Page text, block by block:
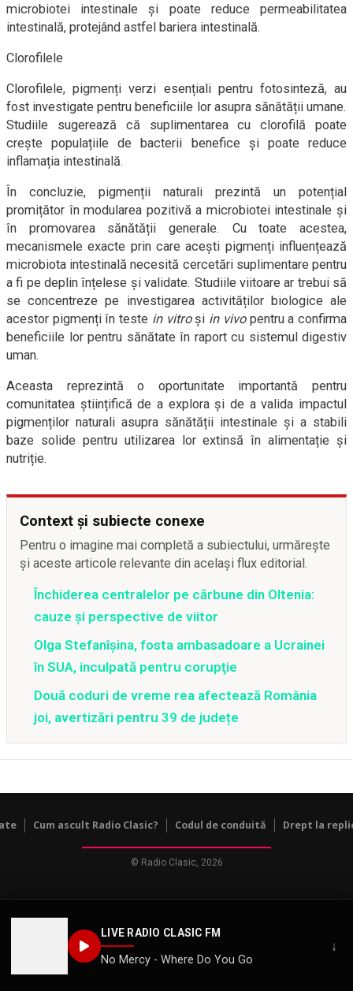
LIVE RADIO CLASIC FM
No Mercy - Where Do You Go
↓
microbiotei intestinale și poate reduce permeabilitatea
intestinală, protejând astfel bariera intestinală.
Clorofilele
Clorofilele, pigmenți verzi esențiali pentru fotosinteză, au
fost investigate pentru beneficiile lor asupra sănătății umane.
Studiile sugerează că suplimentarea cu clorofilă poate
crește populațiile de bacterii benefice și poate reduce
inflamația intestinală.
În concluzie, pigmenții naturali prezintă un potențial
promițător în modularea pozitivă a microbiotei intestinale și
în promovarea sănătății generale. Cu toate acestea,
mecanismele exacte prin care acești pigmenți influențează
microbiota intestinală necesită cercetări suplimentare pentru
a fi pe deplin înțelese și validate. Studiile viitoare ar trebui să
se concentreze pe investigarea activităților biologice ale
acestor pigmenți în teste in vitroși in vivopentru a confirma
beneficiile lor pentru sănătate în raport cu sistemul digestiv
uman.
Aceasta reprezintă o oportunitate importantă pentru
comunitatea științifică de a explora și de a valida impactul
pigmenților naturali asupra sănătății intestinale și a stabili
baze solide pentru utilizarea lor extinsă în alimentație și
nutriție.
Context și subiecte conexe
Pentru o imagine mai completă a subiectului, urmărește
și aceste articole relevante din același flux editorial.
Închiderea centralelor pe cărbune din Oltenia:
cauze și perspective de viitor
Olga Stefanîşina, fosta ambasadoare a Ucrainei
în SUA, inculpată pentru corupţie
Două coduri de vreme rea afectează România
joi, avertizări pentru 39 de județe
Cum ascult Radio Clasic? Codul de conduită Drept la
© Radio Clasic, 2026